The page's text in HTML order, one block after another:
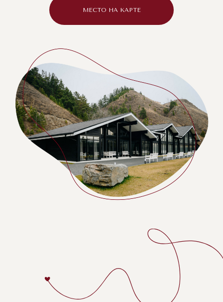
МЕСТО НА КАРТЕ